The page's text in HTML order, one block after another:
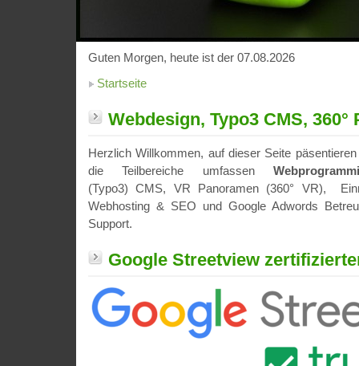
Guten Morgen, heute ist der 07.08.2026
Startseite
Webdesign, Typo3 CMS, 360°
Herzlich Willkommen, auf dieser Seite
die Teilbereiche umfassen
(Typo3) CMS, VR Panoramen (360° VR),
Webhosting & SEO und Google Adwords
Support.
Google Streetview